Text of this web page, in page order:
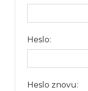
Heslo:
Heslo znovu: